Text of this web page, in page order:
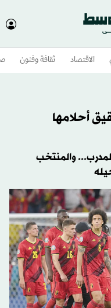
الاقتصاد ثقافة وفنون
أحلامها
والمنتخب